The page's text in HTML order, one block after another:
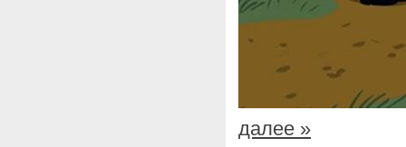
далее »